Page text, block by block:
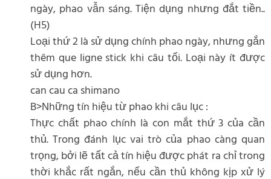
ngày, phao vẫn sáng. Tiện dụng nhưng đắt tiền..
(H5)
Loại thứ 2 là sử dụng chính phao ngày, nhưng gắn
thêm que ligne stick khi câu tối. Loại này ít được
sử dụng hơn.
can cau ca shimano
B>Những tín hiệu từ phao khi câu lục :
Thực chất phao chính là con mắt thứ 3 của cần
thủ. Trong đánh lục vai trò của phao càng quan
trọng, bởi lẽ tất cả tín hiệu được phát ra chỉ trong
thời khắc rất ngắn, nếu cần thủ không kịp xử lý